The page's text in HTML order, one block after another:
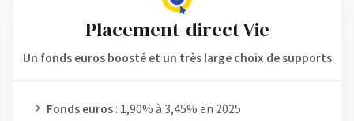
Placement-direct Vie
Un fonds euros boosté et un très large choix de supports
Fonds euros : 1,90% à 3,45% en 2025